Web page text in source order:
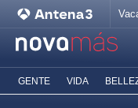
GENTE VIDA